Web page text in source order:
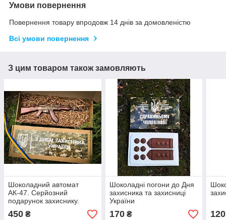
Умови повернення
Повернення товару впродовж 14 днів за домовленістю
Всі умови повернення
З цим товаром також замовляють
Шоколадний автомат
АК-47. Серйозний
подарунок захиснику.
450 ₴
Шоколадні погони до Дня
захисника та захисниці
України
170₴ 120